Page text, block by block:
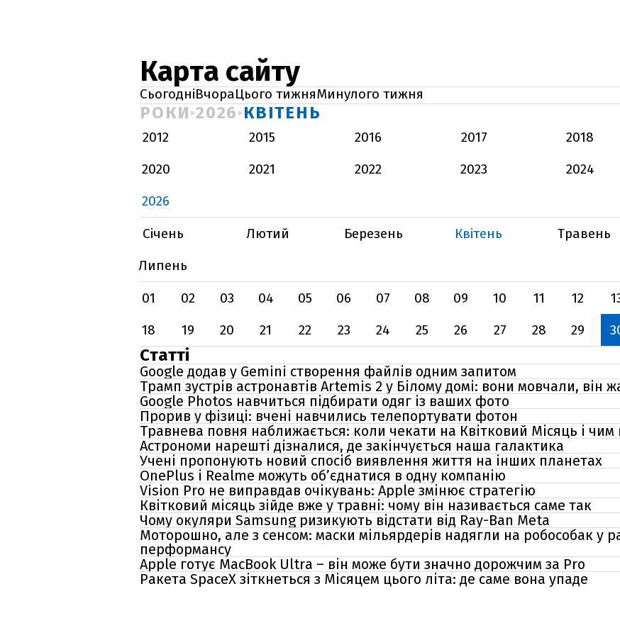
Карта сайту
СьогодніВчораЦього тижняМинулого тижня
РОКИ 2026 КВІТЕНЬ
2012 2015 2016 2017 2018
2020
2021 2022 2023 2024
2026
Січень
Лютий Березень Квітень Травень
Липень
01
02 03 04 05 06 07 08 09 10 11 12
18
19 20 21 22 23 24 25 26 27 28 29
Статті
Google додав у Gemini створення файлів одним запитом
Трамп зустрів астронавтів Artemis 2 у Білому домі: вони мовчали, він
Google Photos навчиться підбирати одяг із ваших фото
Прорив у фізиці: вчені навчились телепортувати фотон
Травнева повня наближається: коли чекати на Квітковий Місяць і чим
Астрономи нарешті дізналися, де закінчується наша галактика
Учені пропонують новий спосіб виявлення життя на інших планетах
OnePlus і Realme можуть об’єднатися в одну компанію
Vision Pro не виправдав очікувань: Apple змінює стратегію
Квітковий місяць зійде вже у травні: чому він називається саме так
Чому окуляри Samsung ризикують відстати від Ray-Ban Meta
Моторошно, але з сенсом: маски мільярдерів надягли на робособак у
перформансу
Apple готує MacBook Ultra – він може бути значно дорожчим за Pro
Ракета SpaceX зіткнеться з Місяцем цього літа: де саме вона упаде